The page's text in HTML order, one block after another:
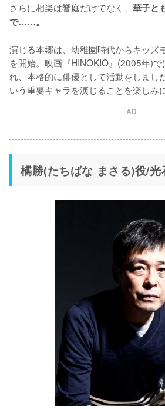
さらに相楽は饗庭だけでなく、 華子と
で……。
演じる本郷は、幼稚園時代からキッズ
を開始。映画『HINOKIO』(2005年)
れ、本格的に俳優として活動をしまし
いう重要キャラを演じることを楽しみ
AD
橘勝(たちばな まさる)役/光